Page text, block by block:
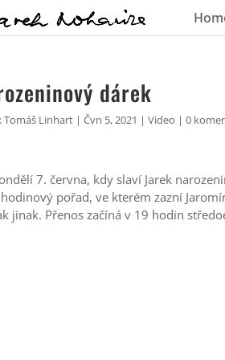
dárek
Tomáš Linhart |Čvn 5, 2021 |Video |0
7. června, kdy slaví Jarek
pořad, ve kterém zazní
jinak. Přenos začíná v 19 hodin